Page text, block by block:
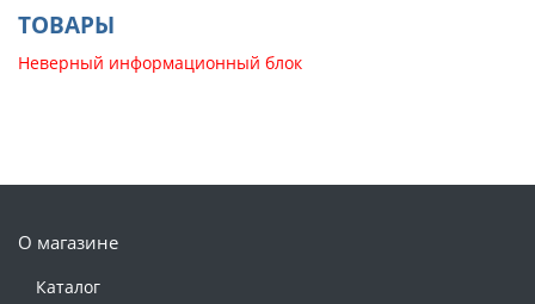
ТОВАРЫ
Неверный информационный блок
О магазине
Каталог